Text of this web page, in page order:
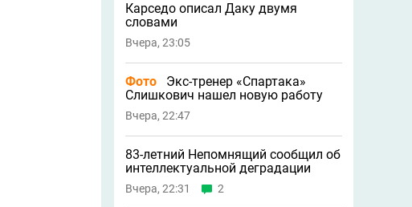
Карседо описал Даку двумя
словами
Вчера, 23:05
Фото
Экс-тренер «Спартака»
Слишкович нашел новую работу
Вчера, 22:47
83-летний Непомнящий сообщил об
интеллектуальной деградации
Вчера, 22:31 2